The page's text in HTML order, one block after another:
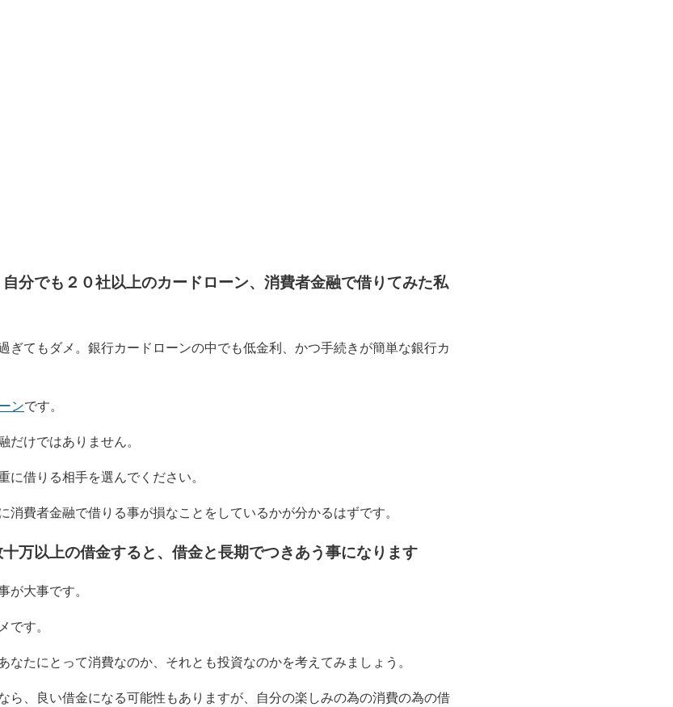
分でも２０社以上のカードローン、消費者金融で借りてみた私
ぎてもダメ。銀行カードローンの中でも低金利、かつ手続きが簡単な銀行カ
ンです。
けではありません。
借りる相手を選んでください。
費者金融で借りる事が損なことをしているかが分かるはずです。
万以上の借金すると、借金と長期でつきあう事になります
が大事です。
です。
なたにとって消費なのか、それとも投資なのかを考えてみましょう。
ら、良い借金になる可能性もありますが、自分の楽しみの為の消費の為の借